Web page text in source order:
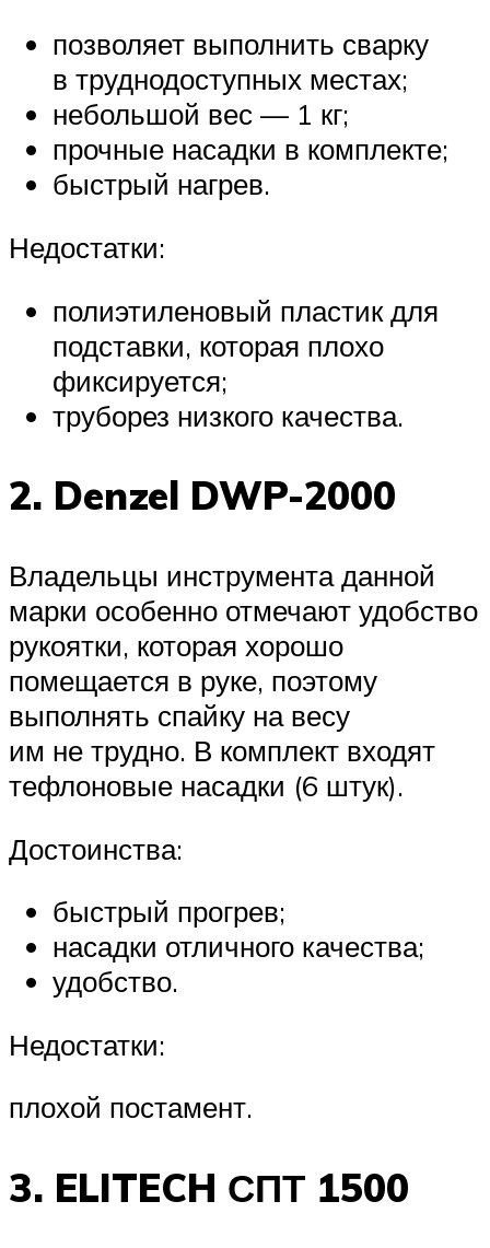
позволяет выполнить сварку
в труднодоступных местах;
небольшой вес — 1 кг;
прочные насадки в комплекте;
быстрый нагрев.
Недостатки:
полиэтиленовый пластик для
подставки, которая плохо
фиксируется;
труборез низкого качества.
2. Denzel DWP-2000
Владельцы инструмента данной
марки особенно отмечают удобство
рукоятки, которая хорошо
помещается в руке, поэтому
выполнять спайку на весу
им не трудно. В комплект входят
тефлоновые насадки (6 штук).
Достоинства:
быстрый прогрев;
насадки отличного качества;
удобство.
Недостатки:
плохой постамент.
3. ELITECH СПТ 1500